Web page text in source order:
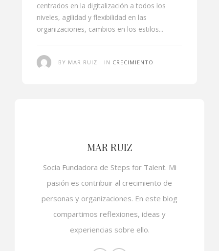
centrados en la digitalización a todos los
niveles, agilidad y flexibilidad en las
organizaciones, cambios en los estilos...
BY MAR RUIZ IN CRECIMIENTO
MAR RUIZ
Socia Fundadora de Steps for Talent. Mi
pasión es contribuir al crecimiento de
personas y organizaciones. En este blog
compartimos reflexiones, ideas y
experiencias sobre ello.